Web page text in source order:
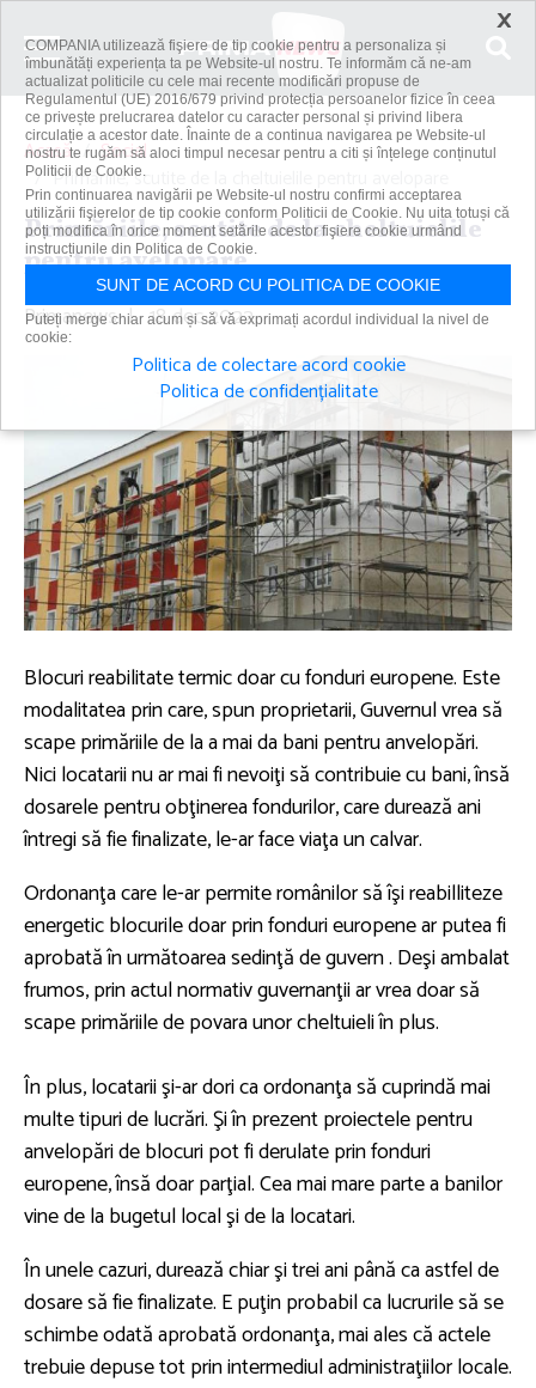
Acasă
Social
Primăriile, scutite de la cheltuielile pentru avelopare
Primăriile, scutite de la cheltuielile
pentru avelopare
Primanews | 18 dec 2022
Blocuri reabilitate termic doar cu fonduri europene. Este
modalitatea prin care, spun proprietarii, Guvernul vrea să
scape primăriile de la a mai da bani pentru anvelopări.
Nici locatarii nu ar mai fi nevoiţi să contribuie cu bani, însă
dosarele pentru obţinerea fondurilor, care durează ani
întregi să fie finalizate, le-ar face viaţa un calvar.
Ordonanţa care le-ar permite românilor să îşi reabilliteze
energetic blocurile doar prin fonduri europene ar putea fi
aprobată în următoarea sedinţă de guvern . Deşi ambalat
frumos, prin actul normativ guvernanţii ar vrea doar să
scape primăriile de povara unor cheltuieli în plus.
În plus, locatarii şi-ar dori ca ordonanţa să cuprindă mai
multe tipuri de lucrări. Şi în prezent proiectele pentru
anvelopări de blocuri pot fi derulate prin fonduri
europene, însă doar parţial. Cea mai mare parte a banilor
vine de la bugetul local şi de la locatari.
În unele cazuri, durează chiar şi trei ani până ca astfel de
dosare să fie finalizate. E puţin probabil ca lucrurile să se
schimbe odată aprobată ordonanţa, mai ales că actele
trebuie depuse tot prin intermediul administraţiilor locale.
×
COMPANIA utilizează fişiere de tip cookie pentru a personaliza și
îmbunătăți experiența ta pe Website-ul nostru. Te informăm că ne-am
actualizat politicile cu cele mai recente modificări propuse de
Regulamentul (UE) 2016/679 privind protecția persoanelor fizice în ceea
ce privește prelucrarea datelor cu caracter personal și privind libera
circulație a acestor date. Înainte de a continua navigarea pe Website-ul
nostru te rugăm să aloci timpul necesar pentru a citi și înțelege conținutul
Politicii de Cookie.
Prin continuarea navigării pe Website-ul nostru confirmi acceptarea
utilizării fişierelor de tip cookie conform Politicii de Cookie. Nu uita totuși că
poți modifica în orice moment setările acestor fişiere cookie urmând
instrucțiunile din Politica de Cookie.
SUNT DE ACORD CU POLITICA DE COOKIE
Puteți merge chiar acum și să vă exprimați acordul individual la nivel de
cookie:
Politica de colectare acord cookie
Politica de confidențialitate